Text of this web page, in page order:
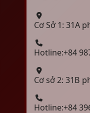
Cơ Sở 1: 31A
Hotline:+84
Cơ sở 2: 31B
Hotline:+84